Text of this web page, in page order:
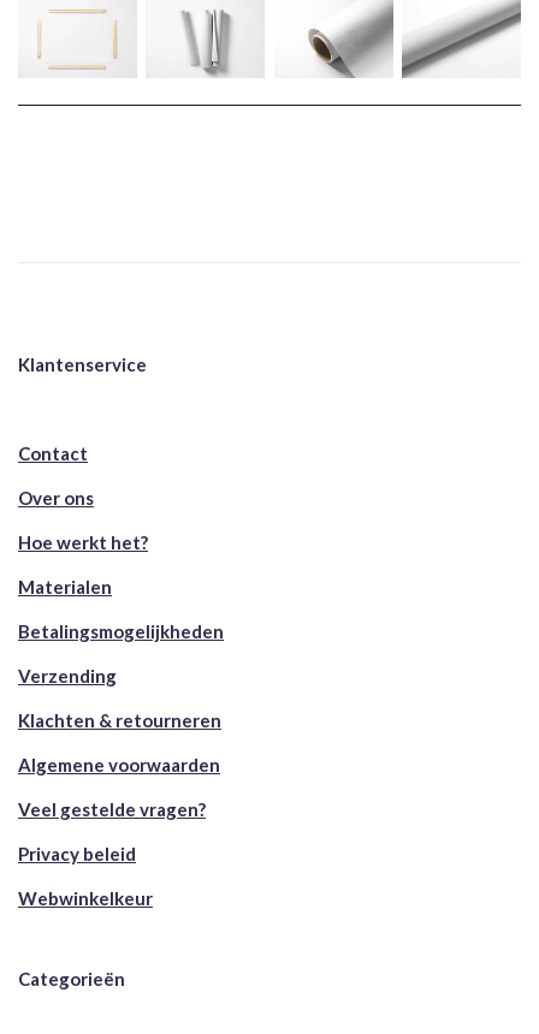
Klantenservice
Contact
Over ons
Hoe werkt het?
Materialen
Betalingsmogelijkheden
Verzending
Klachten & retourneren
Algemene voorwaarden
Veel gestelde vragen?
Privacy beleid
Webwinkelkeur
Categorieën